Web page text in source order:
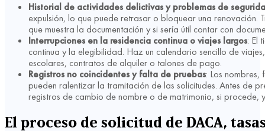
Historial de actividades delictivas y problemas de
expulsión, lo que puede retrasar o bloquear una renovación.
que muestra la documentación y si sería útil contar con
Interrupciones en la residencia continua o viajes largos: El
continua y la elegibilidad. Haz un calendario sencillo de
escolares, contratos de alquiler o talones de pago.
Registros no coincidentes y falta de pruebas: Los
pueden ralentizar la tramitación de las solicitudes. Antes de
registros de cambio de nombre o de matrimonio, si procede,
El proceso de solicitud de DACA,